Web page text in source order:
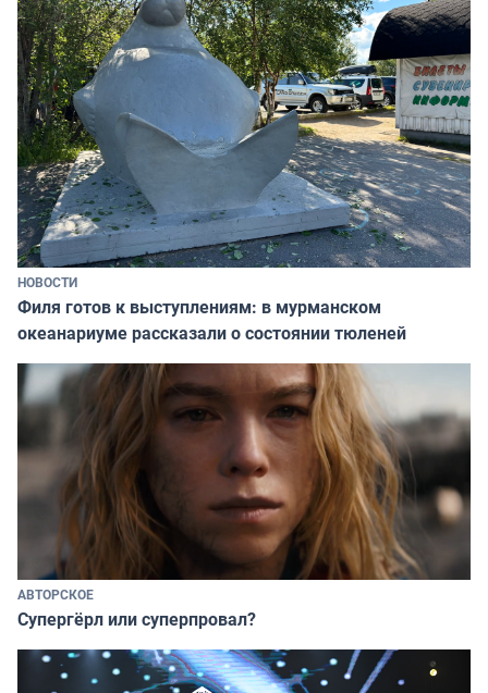
НОВОСТИ
Филя готов к выступлениям: в мурманском
океанариуме рассказали о состоянии тюленей
АВТОРСКОЕ
Супергёрл или суперпровал?